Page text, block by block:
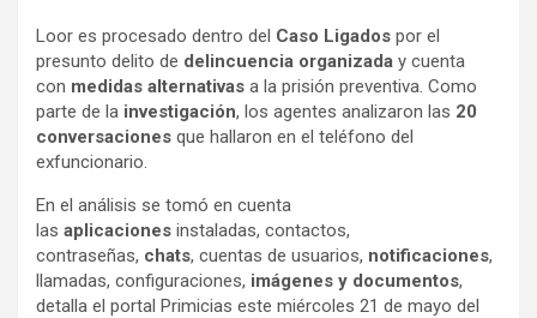
Loor es procesado dentro del Caso Ligados por el
presunto delito de delincuencia organizada y cuenta
con medidas alternativas a la prisión preventiva. Como
parte de la investigación, los agentes analizaron las 20
conversaciones que hallaron en el teléfono del
exfuncionario.
En el análisis se tomó en cuenta
las aplicaciones instaladas, contactos,
contraseñas, chats, cuentas de usuarios, notificaciones,
llamadas, configuraciones, imágenes y documentos,
detalla el portal Primicias este miércoles 21 de mayo del